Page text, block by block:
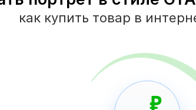
как купить товар в